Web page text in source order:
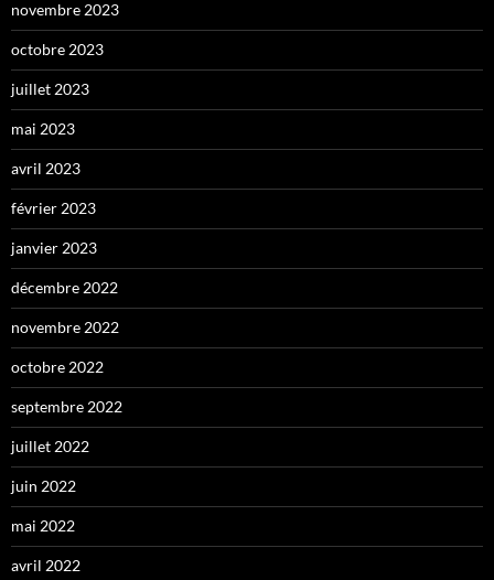
novembre 2023
octobre 2023
juillet 2023
mai 2023
avril 2023
février 2023
janvier 2023
décembre 2022
novembre 2022
octobre 2022
septembre 2022
juillet 2022
juin 2022
mai 2022
avril 2022